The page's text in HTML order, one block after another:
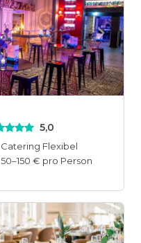
5,0
Catering Flexibel
50–150 € pro Person